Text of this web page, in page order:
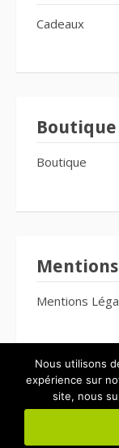
Cadeaux
Boutique
Boutique
Mentions
Nous utilisons
expérience sur
site, nous